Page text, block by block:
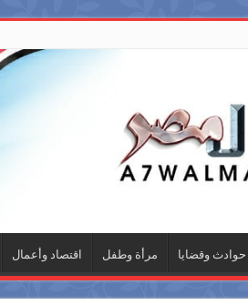
حوادث وقضايا مرأة وطفل اقتصاد وأعمال